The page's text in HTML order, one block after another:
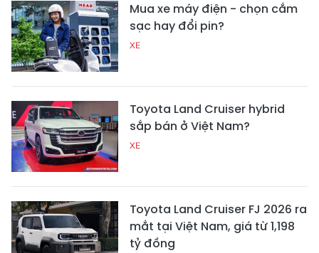
Mua xe máy điện - chọn cắm
sạc hay đổi pin?
XE
Toyota Land Cruiser hybrid
sắp bán ở Việt Nam?
XE
Toyota Land Cruiser FJ 2026 ra
mắt tại Việt Nam, giá từ 1,198
tỷ đồng